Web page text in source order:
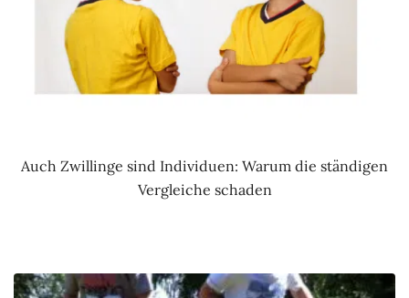
Auch Zwillinge sind Individuen: Warum die ständigen
Vergleiche schaden